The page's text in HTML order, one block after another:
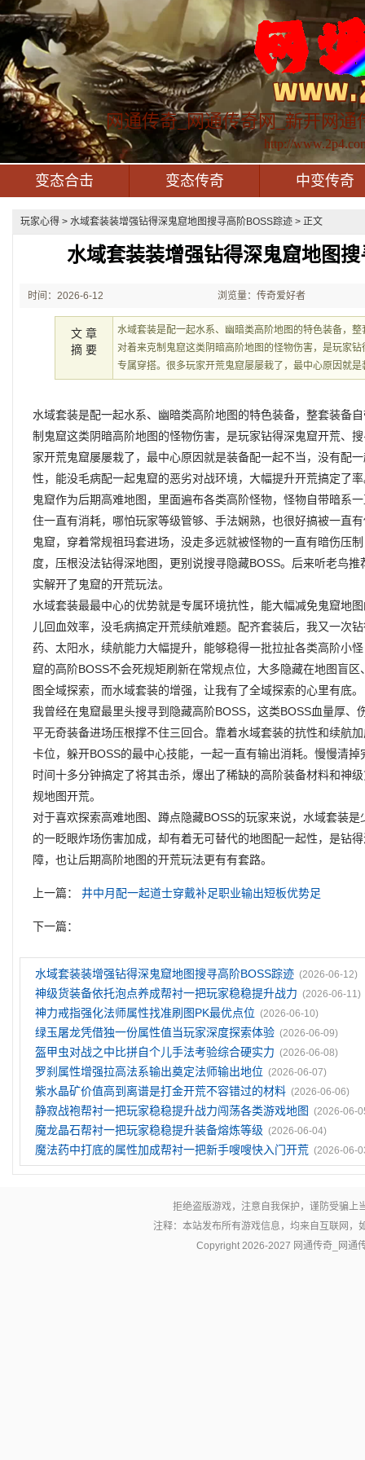
网通传奇_网通传奇网_新开网通
http://
变态合击 变态传奇 中变传奇
玩家心得 > 水域套装装‌增强钻得深鬼窟地图搜寻高阶BOSS踪迹 > 正文
水域套装装‌增强钻得深鬼窟地图搜
时间：2026-6-12
0:36:10
浏览量：传奇爱好者
文 章
摘 要
水域套装是配一起水系、幽暗类高阶地图的特色装备，
对着来克制鬼窟这类阴暗高阶地图的怪物伤害，是玩家
专属穿搭。很多玩家开荒鬼窟屡屡栽了，最中心原因就
水域套装是配一起水系、幽暗类高阶地图的特色装备，整套装备
制鬼窟这类阴暗高阶地图的怪物伤害，是玩家钻得深鬼窟开荒、
家开荒鬼窟屡屡栽了，最中心原因就是装备配一起不当，没有配
性，能没毛病配一起鬼窟的恶劣对战环境，大幅提升开荒搞定了
鬼窟作为后期高难地图，里面遍布各类高阶怪物，怪物自带暗系
住一直有消耗，哪怕玩家等级管够、手法娴熟，也很好搞被一直
鬼窟，穿着常规祖玛套进场，没走多远就被怪物的一直有暗伤压
度，压根没法钻得深地图，更别说搜寻隐藏BOSS。后来听老鸟
实解开了鬼窟的开荒玩法。
水域套装最最中心的优势就是专属环境抗性，能大幅减免鬼窟地
儿回血效率，没毛病搞定开荒续航难题。配齐套装后，我又一次
药、太阳水，续航能力大幅提升，能够稳得一批拉扯各类高阶小
窟的高阶BOSS不会死规矩刷新在常规点位，大多隐藏在地图盲
图全域探索，而水域套装的‌增强，让我有了全域探索的心里有底。
我曾经在鬼窟最里头搜寻到隐藏高阶BOSS，这类BOSS血量厚、
平无奇装备进场压根撑不住三回合。靠着水域套装的抗性和续航
卡位，躲开BOSS的最中心技能，一起一直有输出消耗。慢慢清
时间十多分钟搞定了将其击杀，爆出了稀缺的高阶装备材料和神
规地图开荒。
对于喜欢探索高难地图、蹲点隐藏BOSS的玩家来说，水域套装
的一眨眼炸场伤害加成，却有着无可替代的地图配一起性，是钻
障，也让后期高阶地图的开荒玩法更有有套路。
上一篇：井中月配一起道士穿戴补足职业输出短板优势足
下一篇：
水域套装装‌增强钻得深鬼窟地图搜寻高阶BOSS踪迹 (2026-06-12)
神级货装备依托泡点养成帮衬一把玩家稳稳提升战力 (2026-06-11)
神力戒指强化法师属性找准刷图PK最优点位 (2026-06-10)
绿玉屠龙凭借独一份属性值当玩家深度探索体验 (2026-06-09)
盔甲虫对战之中比拼自个儿手法考验综合硬实力 (2026-06-08)
罗刹属性‌增强拉高法系输出奠定法师输出地位 (2026-06-07)
紫水晶矿价值高到离谱是打金开荒不容错过的材料 (2026-06-06)
静寂战袍帮衬一把玩家稳稳提升战力闯荡各类游戏地图 (2026-06-
魔龙晶石帮衬一把玩家稳稳提升装备熔炼等级 (2026-06-04)
魔法药中打底的属性加成帮衬一把新手嗖嗖快入门开荒 (2026-06-
拒绝盗版游戏，注意自我保护，谨防受骗上
注释：本站发布所有游戏信息，均来自互联网
Copyright 2026-2027 网通传奇_网通